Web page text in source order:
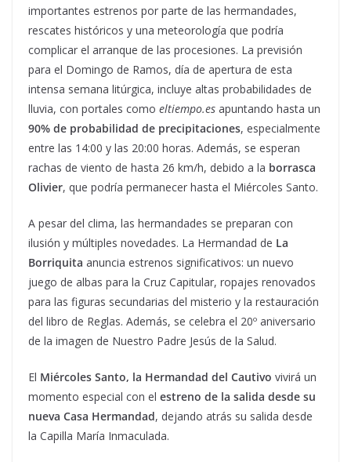
importantes estrenos por parte de las hermandades,
rescates históricos y una meteorología que podría
complicar el arranque de las procesiones. La previsión
para el Domingo de Ramos, día de apertura de esta
intensa semana litúrgica, incluye altas probabilidades de
lluvia, con portales como eltiempo.es apuntando hasta un
90% de probabilidad de precipitaciones, especialmente
entre las 14:00 y las 20:00 horas. Además, se esperan
rachas de viento de hasta 26 km/h, debido a la borrasca
Olivier, que podría permanecer hasta el Miércoles Santo.
A pesar del clima, las hermandades se preparan con
ilusión y múltiples novedades. La Hermandad de La
Borriquita anuncia estrenos significativos: un nuevo
juego de albas para la Cruz Capitular, ropajes renovados
para las figuras secundarias del misterio y la restauración
del libro de Reglas. Además, se celebra el 20º aniversario
de la imagen de Nuestro Padre Jesús de la Salud.
El Miércoles Santo, la Hermandad del Cautivo vivirá un
momento especial con el estreno de la salida desde su
nueva Casa Hermandad, dejando atrás su salida desde
la Capilla María Inmaculada.